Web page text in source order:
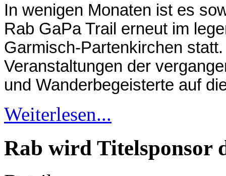
In wenigen Monaten ist es
Rab GaPa Trail erneut im
Garmisch-Partenkirchen
Veranstaltungen der
und Wanderbegeisterte auf
Weiterlesen...
Rab wird Titelsponsor